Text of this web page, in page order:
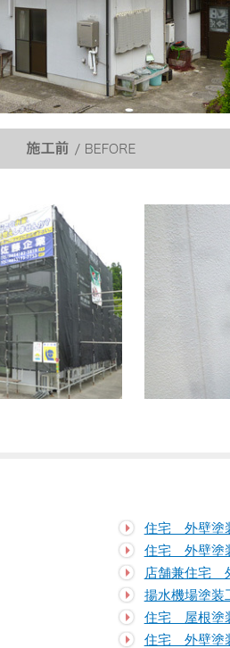
住宅 外壁塗
住宅 外壁塗
店舗兼住宅
揚水機場塗装
住宅 屋根塗
住宅 外壁塗